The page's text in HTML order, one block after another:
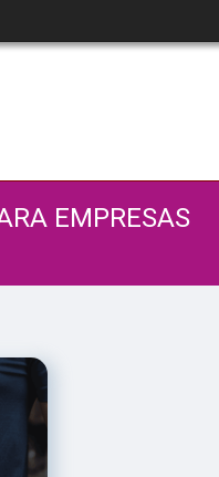
EMPRESAS